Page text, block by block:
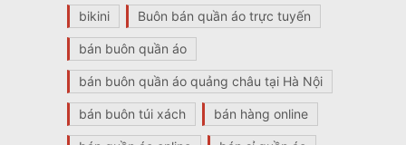
bikini Buôn bán quần áo trực tuyến
bán buôn quần áo
bán buôn quần áo quảng châu tại Hà Nội
bán buôn túi xách bán hàng online